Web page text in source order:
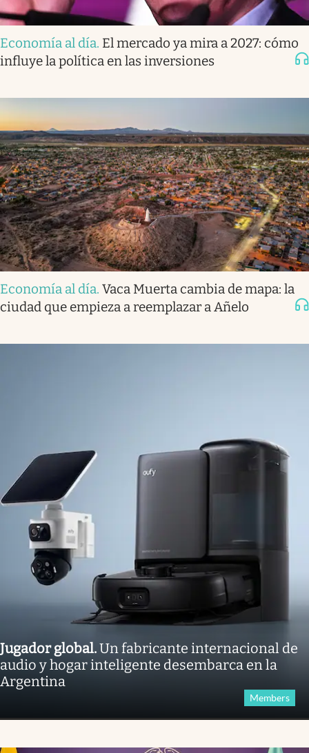
Economía al día. El mercado ya mira a 2027: cómo
influye la política en las inversiones
Economía al día. Vaca Muerta cambia de mapa: la
ciudad que empieza a reemplazar a Añelo
Jugador global.Un fabricante internacional de
audio y hogar inteligente desembarca en la
Argentina
Members